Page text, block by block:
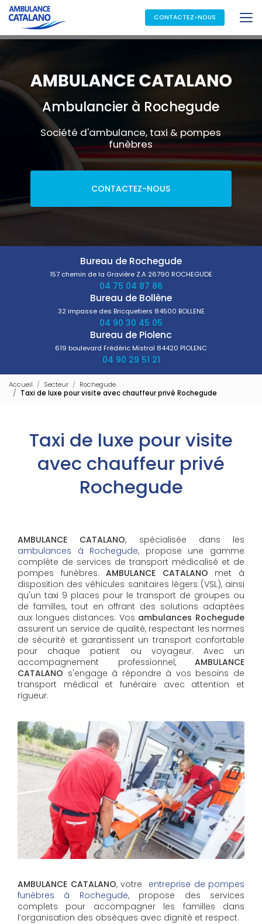
Aller
au
contenu
principal
CONTACTEZ-NOUS
Ambulancier à Rochegude
Société d'ambulance, taxi & pompes
funèbres
CONTACTEZ-NOUS
Bureau de Rochegude
157 chemin de la Gravière Z.A 26790 ROCHEGUDE
04 75 04 87 86
Bureau de Bollène
32 impasse des Bricquetiers 84500 BOLLENE
04 90 30 45 05
Bureau de Piolenc
619 boulevard Frédéric Mistral 84420 PIOLENC
04 90 29 51 21
Accueil Secteur
Rochegude
Taxi de luxe pour visite avec chauffeur privé Rochegude
Taxi de luxe pour visite
avec chauffeur privé
Rochegude
AMBULANCE CATALANO, spécialisée dans les
ambulances à Rochegude, propose une gamme
complète de services de transport médicalisé et de
pompes funèbres.AMBULANCE CATALANO met à
disposition des véhicules sanitaires légers (VSL), ainsi
qu'un taxi 9 places pour le transport de groupes ou
de familles, tout en offrant des solutions adaptées
aux longues distances. Vos ambulances Rochegude
assurent un service de qualité, respectant les normes
de sécurité et garantissent un transport confortable
pour chaque patient ou voyageur. Avec un
accompagnement professionnel, AMBULANCE
CATALANO s'engage à répondre à vos besoins de
transport médical et funéraire avec attention et
rigueur.
AMBULANCE CATALANO, votre entreprise de pompes
funèbres à Rochegude, propose des services
complets pour accompagner les familles dans
l’organisation des obsèques avec dignité et respect.